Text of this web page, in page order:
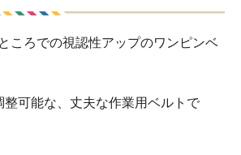
ころでの視認性アップのワンピンベ
整可能な、丈夫な作業用ベルトで